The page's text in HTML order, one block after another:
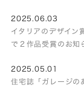
2025.06.03
イタリアのデザイ
で２作品受賞のお知
2025.05.01
住宅誌「ガレージの